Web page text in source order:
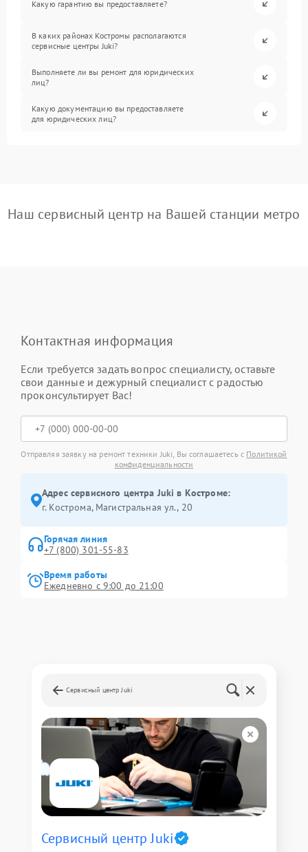
Какую гарантию вы предоставляете?
В каких районах Костромы располагаются
сервисные центры Juki?
Выполняете ли вы ремонт для юридических
лиц?
Какую документацию вы предоставляете
для юридических лиц?
Наш сервисный центр на Вашей станции метро
Контактная информация
Если требуется задать вопрос специалисту, оставьте
свои данные и дежурный специалист с радостью
проконсультирует Вас!
Отправляя заявку на ремонт техники Juki, Вы соглашаетесь с Политикой
конфиденциальности
Адрес сервисного центра Juki в Костроме:
г. Кострома, Магистральная ул., 20
Горячая линия
+7 (800) 301-55-83
Время работы
Ежедневно с 9:00 до 21:00
Сервисный центр Juki
Сервисный центр Juki